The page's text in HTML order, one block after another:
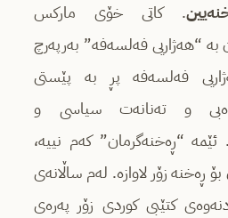
. کاتی خۆی مارکس
“هەژاریی فەلسەفە” بەرپەرچ
فەلسەفە پڕ بە پێستی
و تەنانەت سیاسی و
ئێمە “ڕەخنەگرمان” کەم نییە،
ڕەخنە زۆر لاوازە. لەم ساڵانەی
کتێبی کوردی زۆر پەرەی